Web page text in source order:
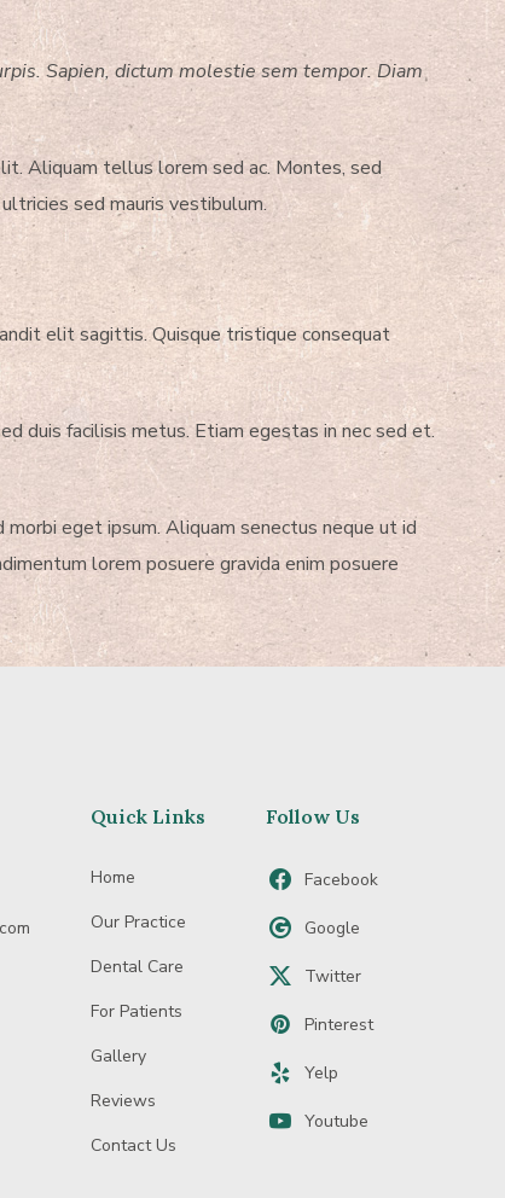
Sapien, dictum molestie sem tempor. Diam
Aliquam tellus lorem sed ac. Montes, sed
sed mauris vestibulum.
elit sagittis. Quisque tristique consequat
duis facilisis metus. Etiam egestas in nec sed et.
eget ipsum. Aliquam senectus neque ut id
lorem posuere gravida enim posuere
Quick Links
Home
Our Practice
Dental Care
For Patients
Gallery
Reviews
Contact Us
Follow Us
Facebook
Google
Twitter
Pinterest
Yelp
Youtube